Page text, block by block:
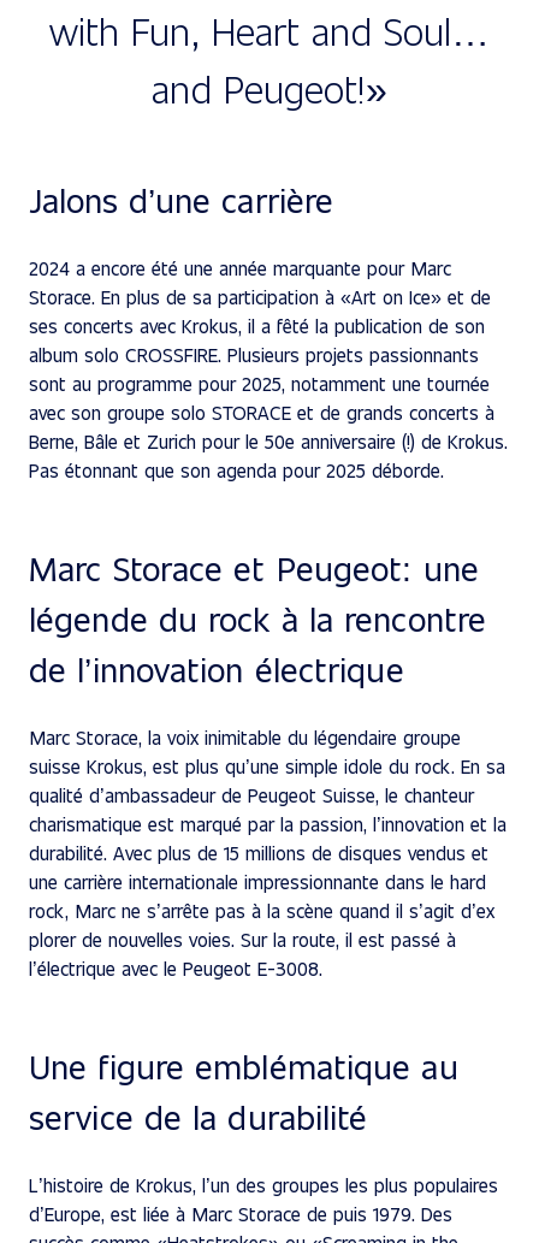
with Fun, Heart and Soul…
and Peugeot!»
Jalons d’une carrière
2024 a encore été une année marquante pour Marc
Storace. En plus de sa participation à «Art on Ice» et de
ses concerts avec Krokus, il a fêté la publication de son
album solo CROSSFIRE. Plusieurs projets passionnants
sont au programme pour 2025, notamment une tournée
avec son groupe solo STORACE et de grands concerts à
Berne, Bâle et Zurich pour le 50e anniversaire (!) de Krokus.
Pas étonnant que son agenda pour 2025 déborde.
Marc Storace et Peugeot: une
légende du rock à la rencontre
de l’innovation électrique
Marc Storace, la voix inimitable du légendaire groupe
suisse Krokus, est plus qu’une simple idole du rock. En sa
qualité d’ambassadeur de Peugeot Suisse, le chanteur
charismatique est marqué par la passion, l’innovation et la
durabilité. Avec plus de 15 millions de disques vendus et
une carrière internationale impressionnante dans le hard
rock, Marc ne s’arrête pas à la scène quand il s’agit d’ex
plorer de nouvelles voies. Sur la route, il est passé à
l’électrique avec le Peugeot E-3008.
Une figure emblématique au
service de la durabilité
L’histoire de Krokus, l’un des groupes les plus populaires
d’Europe, est liée à Marc Storace de puis 1979. Des